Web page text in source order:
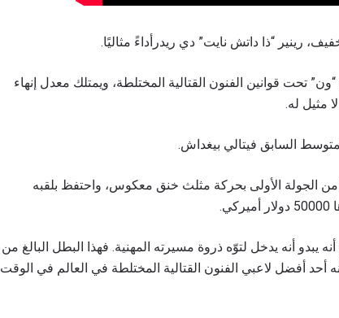
رينير “ذا داتش نايت” دي ريدرأداءً مثاليًا.
0، و7-0 في بطولة “ون” تحت قوانين الفنون القتالية المختلطة، ويمتلك معدل إنهاء
أوقف دي ريدر منافسه الروسي في الدقيقة 3:29 من الجولة الأولى بحركة مثلث خنق معكوس، واحتفظ بلقبه
يبدو أنه يدخل لتوّه ذروة مسيرته المهنية. فهذا البطل البالغ من
أنه أحد أفضل لاعبي الفنون القتالية المختلطة في العالم في الوقت